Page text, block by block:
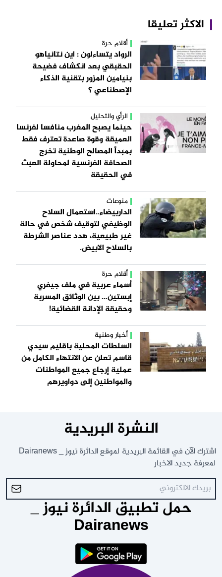
الاكثر تعليقا
أقلام حرة
الرواد يتساءلون : اين نتانياهو
الحقبقي بعد انكشاف فضيحة
بنيامين المزور بتقنية الذكاء
الإصطناعي ؟
الرأي والتحليل
حينما يصبح المغرب منافسا لفرنسا
العميقة وقوة صاعدة تعترف فقط
بمبدأ المصالح الوطنية تخرج
الصحافة الفرنسية لمحاولة العبث
في الحقيقة
منوعات
الداربيضاء..استعمال السلاح
الوظيفي لتوقيف شخص في حالة
غير طبيعية، هدد عناصر الشرطة
بالسلاح الابيض.
أقلام حرة
أسماء عربية في ملف جيفري
إبستين… بين الوثائق المسربة
وحقيقة الإدانة القضائية!
أخبار وطنية
السلطات المحلية باقليم سيدي
قاسم تعلن عن الانتهاء الكامل من
عملية إرجاع جميع المواطنات
والمواطنين إلى دواويرهم
النشرة البريدية
اشترك الآن في القائمة البريدية لموقع الدائرة نيوز _ Dairanews
لمعرفة جديد الاخبار
حمل تطبيق الدائرة نيوز _
Dairanews